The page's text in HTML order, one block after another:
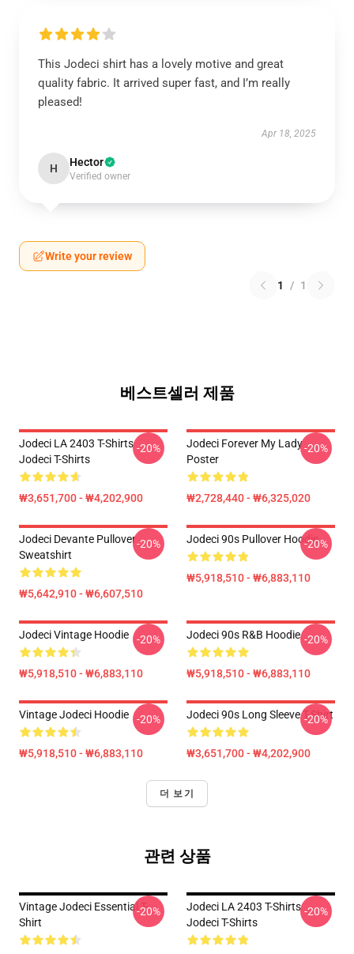
This Jodeci shirt has a lovely motive and great
quality fabric. It arrived super fast, and I’m really
pleased!
Apr 18, 2025
H Hector
Verified owner
Write your review
1 / 1
베스트셀러 제품
Jodeci LA 2403 T-Shirts
Jodeci T-Shirts
₩3,651,700 - ₩4,202,900
-20%
Jodeci Forever My Lady
Poster
₩2,728,440 - ₩6,325,020
-20%
Jodeci Devante Pullover
Sweatshirt
₩5,642,910 - ₩6,607,510
-20% Jodeci 90s Pullover Hoodie
₩5,918,510 - ₩6,883,110
-20%
Jodeci Vintage Hoodie
₩5,918,510 - ₩6,883,110
-20% Jodeci 90s R&B Hoodie
₩5,918,510 - ₩6,883,110
-20%
Vintage Jodeci Hoodie
₩5,918,510 - ₩6,883,110
-20% Jodeci 90s Long Sleeve T-Shirt
₩3,651,700 - ₩4,202,900
-20%
더 보기
관련 상품
Vintage Jodeci Essential T-
Shirt
-20%
Jodeci LA 2403 T-Shirts
Jodeci T-Shirts
-20%